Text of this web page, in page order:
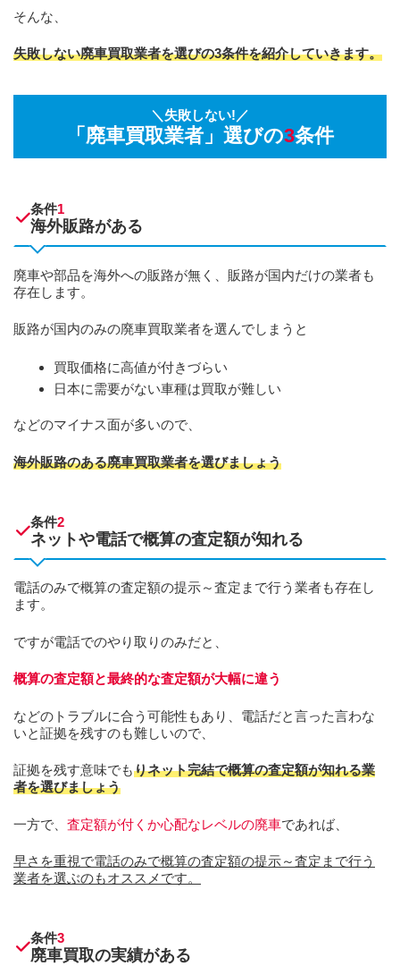
そんな、
失敗しない廃車買取業者を選びの3条件を紹介していきます。
＼失敗しない!／
「廃車買取業者」選びの3条件
条件1
海外販路がある
廃車や部品を海外への販路が無く、販路が国内だけの業者も
存在します。
販路が国内のみの廃車買取業者を選んでしまうと
買取価格に高値が付きづらい
日本に需要がない車種は買取が難しい
などのマイナス面が多いので、
海外販路のある廃車買取業者を選びましょう
条件2
ネットや電話で概算の査定額が知れる
電話のみで概算の査定額の提示～査定まで行う業者も存在し
ます。
ですが電話でのやり取りのみだと、
概算の査定額と最終的な査定額が大幅に違う
などのトラブルに合う可能性もあり、電話だと言った言わな
いと証拠を残すのも難しいので、
証拠を残す意味でもりネット完結で概算の査定額が知れる業
者を選びましょう
一方で、 査定額が付くか心配なレベルの廃車であれば、
早さを重視で電話のみで概算の査定額の提示～査定まで行う
業者を選ぶのもオススメです。
条件3
廃車買取の実績がある